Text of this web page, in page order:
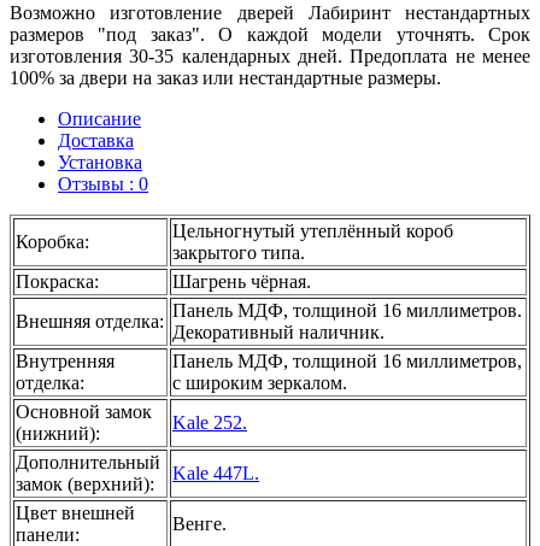
Возможно изготовление дверей Лабиринт нестандартных
размеров "под заказ". О каждой модели уточнять. Срок
изготовления 30-35 календарных дней. Предоплата не менее
100% за двери на заказ или нестандартные размеры.
Описание
Доставка
Установка
Отзывы : 0
Коробка:
Цельногнутый утеплённый короб
закрытого типа.
Покраска:
Шагрень чёрная.
Внешняя отделка:
Панель МДФ, толщиной 16 миллиметров.
Декоративный наличник.
Внутренняя
отделка:
Панель МДФ, толщиной 16 миллиметров,
с широким зеркалом.
Основной замок
(нижний):
Kale 252.
Дополнительный
замок (верхний):
Kale 447L.
Цвет внешней
панели:
Венге.